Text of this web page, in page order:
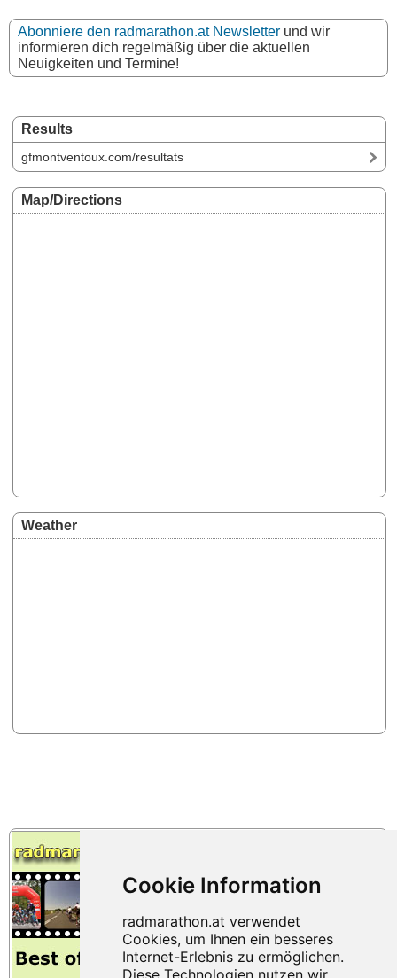
Results
gfmontventoux.com/resultats
Map/Directions
Weather
Abonniere den radmarathon.at Newsletter und wir
informieren dich regelmäßig über die aktuellen
Neuigkeiten und Termine!